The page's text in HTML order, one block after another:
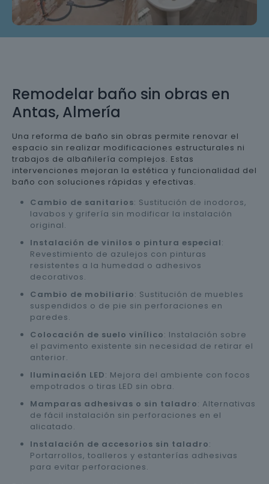
Remodelar baño sin obras en
Antas, Almería
Una reforma de baño sin obras permite renovar el
espacio sin realizar modificaciones estructurales ni
trabajos de albañilería complejos. Estas
intervenciones mejoran la estética y funcionalidad del
baño con soluciones rápidas y efectivas.
Cambio de sanitarios: Sustitución de inodoros,
lavabos y grifería sin modificar la instalación
original.
Instalación de vinilos o pintura especial:
Revestimiento de azulejos con pinturas
resistentes a la humedad o adhesivos
decorativos.
Cambio de mobiliario: Sustitución de muebles
suspendidos o de pie sin perforaciones en
paredes.
Colocación de suelo vinílico: Instalación sobre
el pavimento existente sin necesidad de retirar el
anterior.
Iluminación LED: Mejora del ambiente con focos
empotrados o tiras LED sin obra.
Mamparas adhesivas o sin taladro: Alternativas
de fácil instalación sin perforaciones en el
alicatado.
Instalación de accesorios sin taladro:
Portarrollos, toalleros y estanterías adhesivas
para evitar perforaciones.